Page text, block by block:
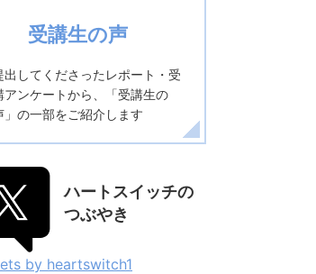
受講生の声
出してくださったレポート・受
アンケートから、「受講生の
」の一部をご紹介します
ハートスイッチの
つぶやき
by heartswitch1